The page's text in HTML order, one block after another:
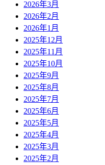
2026年3月
2026年2月
2026年1月
2025年12月
2025年11月
2025年10月
2025年9月
2025年8月
2025年7月
2025年6月
2025年5月
2025年4月
2025年3月
2025年2月